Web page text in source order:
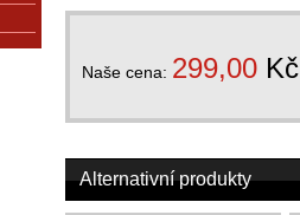
Naše cena: 299,00 Kč
Alternativní produkty